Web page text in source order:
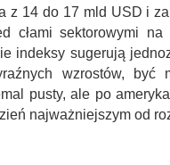
z 14 do 17 mld USD i
cłami sektorowymi
indeksy sugerują
wzrostów, być
pusty, ale po
najważniejszym od